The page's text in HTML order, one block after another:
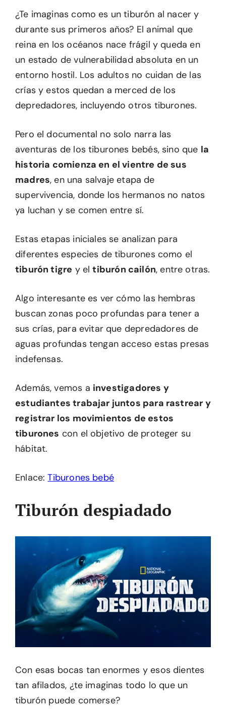
¿Te imaginas como es un tiburón al nacer y
durante sus primeros años? El animal que
reina en los océanos nace frágil y queda en
un estado de vulnerabilidad absoluta en un
entorno hostil. Los adultos no cuidan de las
crías y estos quedan a merced de los
depredadores, incluyendo otros tiburones.
Pero el documental no solo narra las
aventuras de los tiburones bebés, sino que la
historia comienza en el vientre de sus
madres, en una salvaje etapa de
supervivencia, donde los hermanos no natos
ya luchan y se comen entre sí.
Estas etapas iniciales se analizan para
diferentes especies de tiburones como el
tiburón tigre y eltiburón cailón, entre otras.
Algo interesante es ver cómo las hembras
buscan zonas poco profundas para tener a
sus crías, para evitar que depredadores de
aguas profundas tengan acceso estas presas
indefensas.
Además, vemos a investigadores y
estudiantes trabajar juntos para rastrear y
registrar los movimientos de estos
tiburones con el objetivo de proteger su
hábitat.
Enlace:Tiburones bebé
Tiburón despiadado
Con esas bocas tan enormes y esos dientes
tan afilados, ¿te imaginas todo lo que un
tiburón puede comerse?